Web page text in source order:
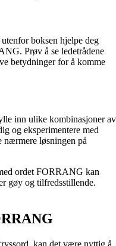
boksen hjelpe deg
Prøv å se ledetrådene
betydninger for å komme
inn ulike kombinasjoner av
og eksperimentere med
nærmere løsningen på
ordet FORRANG kan
gøy og tilfredsstillende.
kan det være nyttig å